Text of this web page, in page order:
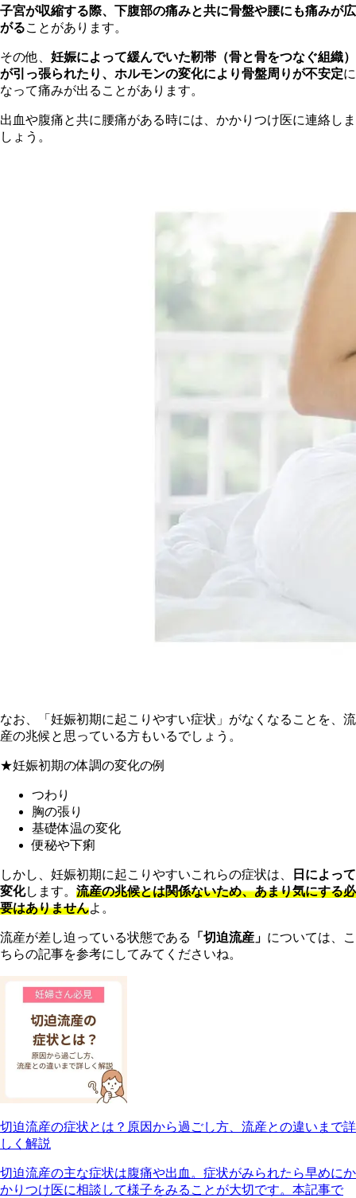
子宮が収縮する際、下腹部の痛みと共に骨盤や腰にも痛みが広
がることがあります。
その他、 妊娠によって緩んでいた靭帯（骨と骨をつなぐ組織）
が引っ張られたり、ホルモンの変化により骨盤周りが不安定に
なって痛みが出ることがあります。
出血や腹痛と共に腰痛がある時には、かかりつけ医に連絡しま
しょう。
なお、「妊娠初期に起こりやすい症状」がなくなることを、流
産の兆候と思っている方もいるでしょう。
★妊娠初期の体調の変化の例
つわり
胸の張り
基礎体温の変化
便秘や下痢
しかし、妊娠初期に起こりやすいこれらの症状は、
日によって
変化します。 流産の兆候とは関係ないため、あまり気にする必
要はありませんよ。
流産が差し迫っている状態である 「切迫流産」 については、こ
ちらの記事を参考にしてみてくださいね。
切迫流産の症状とは？原因から過ごし方、流産との違いまで詳
しく解説
切迫流産の主な症状は腹痛や出血。症状がみられたら早めにか
かりつけ医に相談して様子をみることが大切です。本記事で